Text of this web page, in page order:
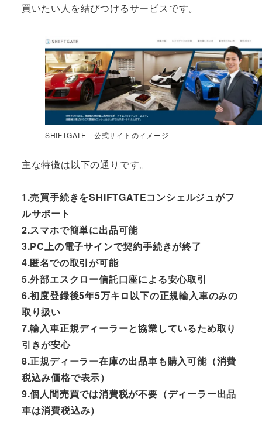
買いたい人を結びつけるサービスです。
SHIFTGATE 公式サイトのイメージ
主な特徴は以下の通りです。
1.売買手続きをSHIFTGATEコンシェルジュがフ
ルサポート
2.スマホで簡単に出品可能
3.PC上の電子サインで契約手続きが終了
4.匿名での取引が可能
5.外部エスクロー信託口座による安心取引
6.初度登録後5年5万キロ以下の正規輸入車のみの
取り扱い
7.輸入車正規ディーラーと協業しているため取り
引きが安心
8.正規ディーラー在庫の出品車も購入可能（消費
税込み価格で表示）
9.個人間売買では消費税が不要（ディーラー出品
車は消費税込み）